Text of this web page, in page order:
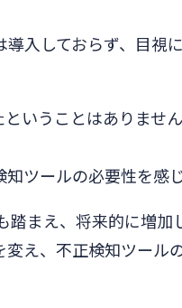
導入しておらず、目視
いうことはありませ
ツールの必要性を感
まえ、将来的に増
え、不正検知ツール